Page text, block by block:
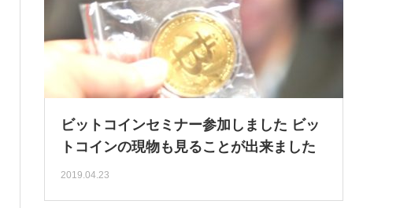
ビットコインセミナー参加しました ビッ
トコインの現物も見ることが出来ました
2019.04.23